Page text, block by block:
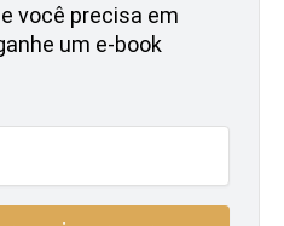
você precisa em
um e-book